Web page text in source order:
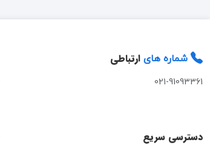
شماره های ارتباطی
021-91093361
دسترسی سریع